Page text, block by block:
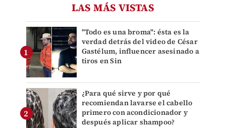
LAS MÁS VISTAS
"Todo es una broma": ésta es la
verdad detrás del video de César
Gastélum, influencer asesinado a
tiros en Sin
¿Para qué sirve y por qué
recomiendan lavarse el cabello
primero con acondicionador y
después aplicar shampoo?